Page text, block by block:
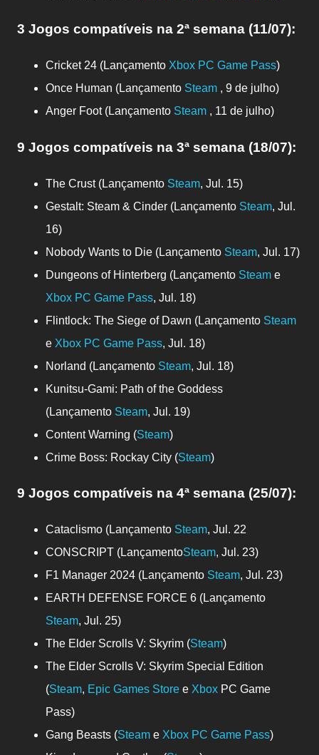
3 Jogos compatíveis na 2ª semana (11/07):
Cricket 24 (Lançamento Xbox PC Game Pass)
Once Human (Lançamento Steam , 9 de julho)
Anger Foot (Lançamento Steam , 11 de julho)
9 Jogos compatíveis na 3ª semana (18/07):
The Crust (Lançamento Steam, Jul. 15)
Gestalt: Steam & Cinder (Lançamento Steam, Jul.
16)
Nobody Wants to Die (Lançamento Steam, Jul. 17)
Dungeons of Hinterberg (Lançamento Steam e
Xbox PC Game Pass, Jul. 18)
Flintlock: The Siege of Dawn (Lançamento Steam
e Xbox PC Game Pass, Jul. 18)
Norland (Lançamento Steam, Jul. 18)
Kunitsu-Gami: Path of the Goddess
(Lançamento Steam, Jul. 19)
Content Warning (Steam)
Crime Boss: Rockay City (Steam)
9 Jogos compatíveis na 4ª semana (25/07):
Cataclismo (Lançamento Steam, Jul. 22
CONSCRIPT (LançamentoSteam, Jul. 23)
F1 Manager 2024 (Lançamento Steam, Jul. 23)
EARTH DEFENSE FORCE 6 (Lançamento
Steam, Jul. 25)
The Elder Scrolls V: Skyrim (Steam)
The Elder Scrolls V: Skyrim Special Edition
(Steam, Epic Games Store e Xbox PC Game
Pass)
Gang Beasts (Steam e Xbox PC Game Pass)